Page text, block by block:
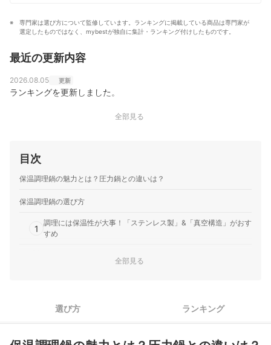
術と経験を生かして企業動画の撮影・編集、動画作成セ
ミナーなどを行う。食生活アドバイザー2級、漢方養生ア
大澤勇のプロフィール
専門家は選び方について監修しています。ランキングに掲載している商品は専門家が
選定したものではなく、mybestが独自に集計・ランキング付けしたものです。
最近の更新内容
2026.08.05 更新
ランキングを更新しました。
全部見る
目次
保温調理鍋の魅力とは？圧力鍋との違いは？
保温調理鍋の選び方
1
調理には保温性が大事！「ステンレス製」&「真空構造」がおす
すめ
大は小を兼ねない！容量はぴったりサイズをチョイス
電子レンジ調理したい人は、対応熱源を要チェック
全部見る
選び方 ランキング